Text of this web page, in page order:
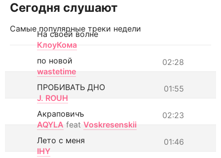
Сегодня слушают
Самые популярные треки недели
На своей волне
КлоуКома
02:28
по новой
wastetime
01:55
ПРОБИВАТЬ ДНО
J. ROUH
02:23
Акраповичъ
AQYLA feat Voskresenskii
01:46
Лето с меня
IHY